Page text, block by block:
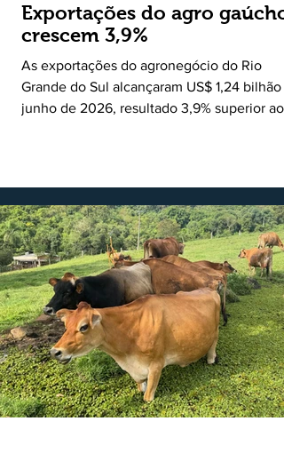
Exportações do agro gaúcho
crescem 3,9%
As exportações do agronegócio do Rio
Grande do Sul alcançaram US$ 1,24 bilhão
junho de 2026, resultado 3,9% superior ao
externas do Estado no período. Segundo a
Assessoria Econômica da Federação da
Agricultura do Estado do Rio Grande do
principal destaque do mês foi a diferença
entre o crescimento da receita e a red